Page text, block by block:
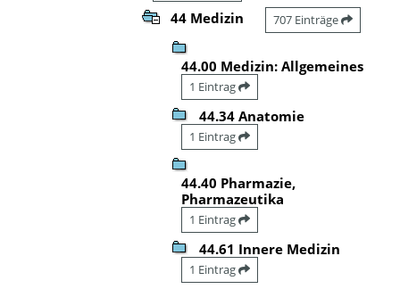
44 Medizin 707 Einträge
44.00 Medizin: Allgemeines
1 Eintrag
44.34 Anatomie
1 Eintrag
44.40 Pharmazie,
Pharmazeutika
1 Eintrag
44.61 Innere Medizin
1 Eintrag